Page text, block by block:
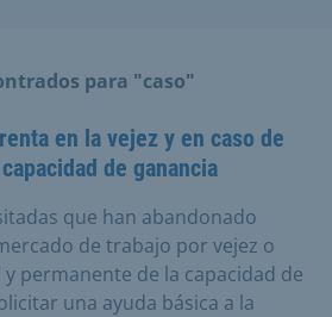
para "caso"
en la vejez y en caso de
de ganancia
que han abandonado
de trabajo por vejez o
permanente de la capacidad de
una ayuda básica a la